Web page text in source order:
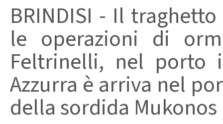
BRINDISI - Il
le operazioni di
Feltrinelli, nel porto
Azzurra è arriva nel
della sordida Mukonos